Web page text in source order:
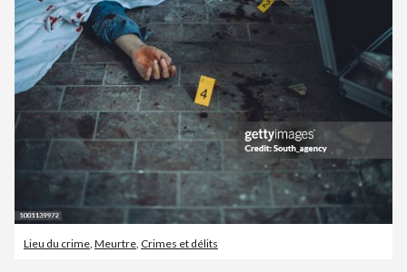
Lieu du crime Meurtre Crimes et délits